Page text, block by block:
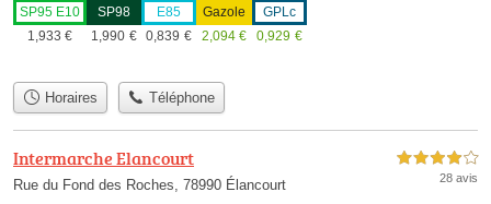
SP95 E10
1,933 €
SP98
1,990 €
E85
0,839 €
Gazole
2,094 €
GPLc
0,929 €
Horaires Téléphone
Intermarche Elancourt
Rue du Fond des Roches, 78990 Élancourt
4,0 étoiles sur 5
28 avis